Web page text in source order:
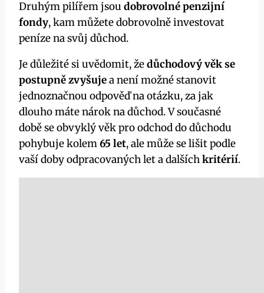
Druhým pilířem jsou dobrovolné penzijní
fondy, kam můžete dobrovolně investovat
peníze na svůj důchod.
Je důležité si uvědomit, žedůchodový věk se
postupně zvyšujea není možné stanovit
jednoznačnou odpověď na otázku, za jak
dlouho máte nárok na důchod. V současné
době se obvyklý věk pro odchod do důchodu
pohybuje kolem65 let, ale může se lišit podle
vaší doby odpracovaných let a dalšíchkritérií.